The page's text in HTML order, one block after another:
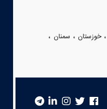
خوزستان ، سمنان ،